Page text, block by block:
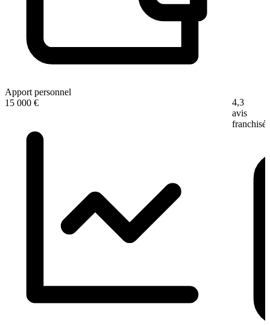
Apport personnel
15 000 €
4,3
avis
franchisé